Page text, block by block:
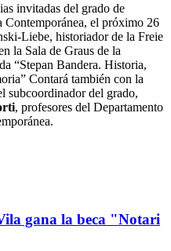
invitadas del grado de
el próximo 26
Liebe, historiador de la Freie
la Sala de Graus de la
“Stepan Bandera. Historia,
Contará también con la
subcoordinador del grado,
, profesores del Departamento
gana la beca "Notari